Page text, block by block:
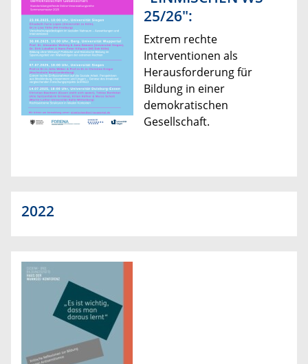
25/26":
Extrem rechte
Interventionen als
Herausforderung für
Bildung in einer
demokratischen
Gesellschaft.
2022